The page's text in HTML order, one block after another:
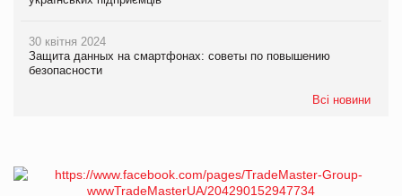
30 квітня 2024
Защита данных на смартфонах: советы по повышению
безопасности
Всі новини